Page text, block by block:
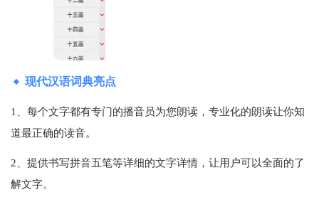
现代汉语词典亮点
1、每个文字都有专门的播音员为您朗读，专业化的朗读让你知
道最正确的读音。
2、提供书写拼音五笔等详细的文字详情，让用户可以全面的了
解文字。